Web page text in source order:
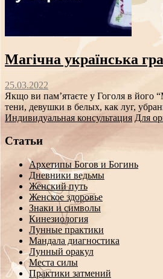
Магічна українська
25.03.2022
Якщо ви пам’ятаєте у Гоголя в його
тени, девушки в белых, как луг,
Индивидуальная консультация Для
Статьи
Архетипы Богов и Богинь
Дневники ведьмы
Женский путь
Женское здоровье
Знаки и символы
Кинезиология
Лунные практики
Мандала диагностика
Лунный оракул
Места силы
Практики затмений